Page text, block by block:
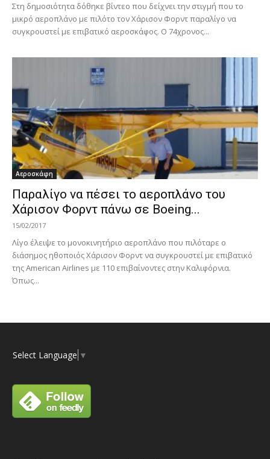
Στη δημοσιότητα δόθηκε βίντεο που δείχνει την στιγμή που το
μικρό αεροπλάνο με πιλότο τον Χάρισον Φορντ παραλίγο να
συγκρουστεί με επιβατικό αεροσκάφος. Ο 74χρονος...
Αεροσκάφη
Παραλίγο να πέσει το αεροπλάνο του
Χάρισον Φορντ πάνω σε Boeing...
15/02/2017
Λίγο έλειψε το μονοκινητήριο αεροπλάνο που πιλόταρε ο
διάσημος ηθοποιός Χάρισον Φορντ να συγκρουστεί με επιβατικό
της American Airlines με 110 επιβαίνοντες στην Καλιφόρνια.
Όπως...
Select Language ▼